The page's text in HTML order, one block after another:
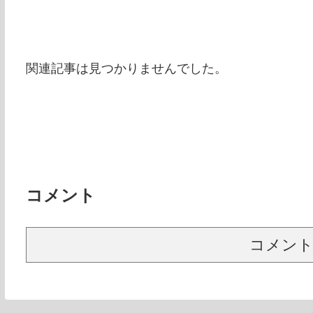
関連記事は見つかりませんでした。
コメント
コメン